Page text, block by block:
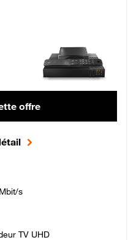
Lite Fibre
offre
s
TV UHD